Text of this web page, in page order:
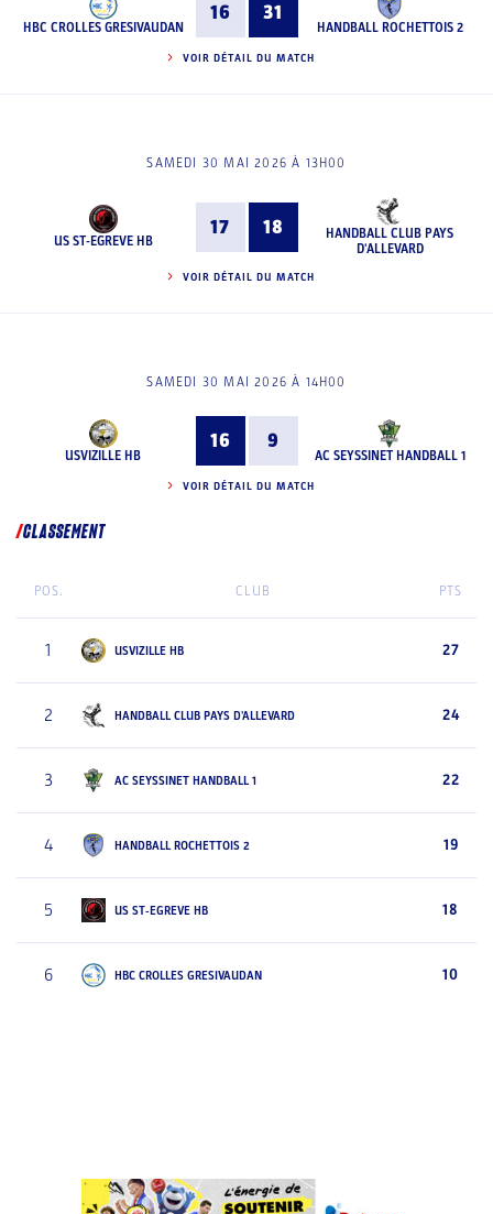
HBC CROLLES GRESIVAUDAN
16 31
HANDBALL ROCHETTOIS 2
VOIR DÉTAIL DU MATCH
SAMEDI 30 MAI 2026 À 13H00
US ST-EGREVE HB
17 18
HANDBALL CLUB PAYS
D'ALLEVARD
VOIR DÉTAIL DU MATCH
SAMEDI 30 MAI 2026 À 14H00
USVIZILLE HB
16 9
AC SEYSSINET HANDBALL 1
VOIR DÉTAIL DU MATCH
CLASSEMENT
POS. CLUB PTS
1 USVIZILLE HB 27
2 HANDBALL CLUB PAYS D'ALLEVARD 24
3 AC SEYSSINET HANDBALL 1 22
4 HANDBALL ROCHETTOIS 2 19
5 US ST-EGREVE HB 18
6 HBC CROLLES GRESIVAUDAN 10